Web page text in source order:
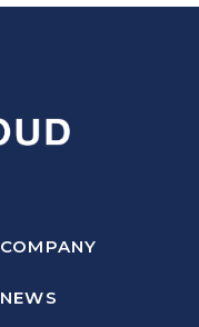
COMPANY
NEWS